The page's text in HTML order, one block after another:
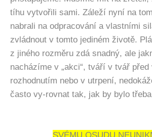
tíhu vytvořili sami. Záleží nyní na
nabrali na odpracování a vlastními
zvládnout v tomto jediném životě.
z jiného rozměru zdá snadný, ale
nacházíme v „akci“, tváří v tvář před
rozhodnutím nebo v utrpení,
často vy-rovnat tak, jak by bylo
SVÉMU OSUDU